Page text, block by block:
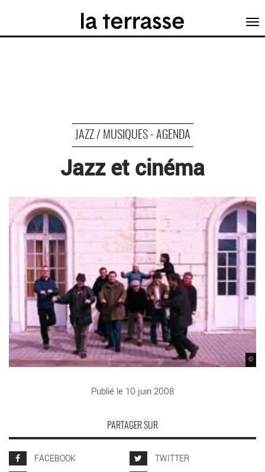
JAZZ / MUSIQUES - AGENDA
Jazz et cinéma
©
Publié le 10 juin 2008
PARTAGER SUR
FACEBOOK
TWITTER